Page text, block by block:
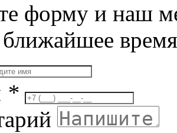
форму и наш
время
*